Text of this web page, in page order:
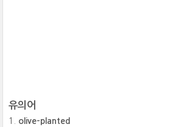
유의어
olive-planted